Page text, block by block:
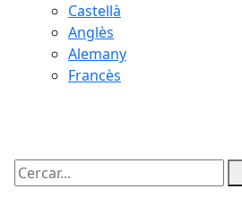
Castellà
Anglès
Alemany
Francès
Cercar: